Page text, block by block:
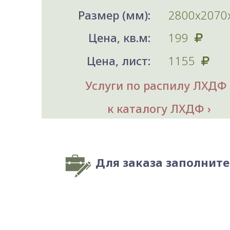
Размер (мм):
Цена, кв.м:
199
Цена, лист:
1155
Услуги по распилу ЛХДФ
к каталогу ЛХДФ
Для заказа